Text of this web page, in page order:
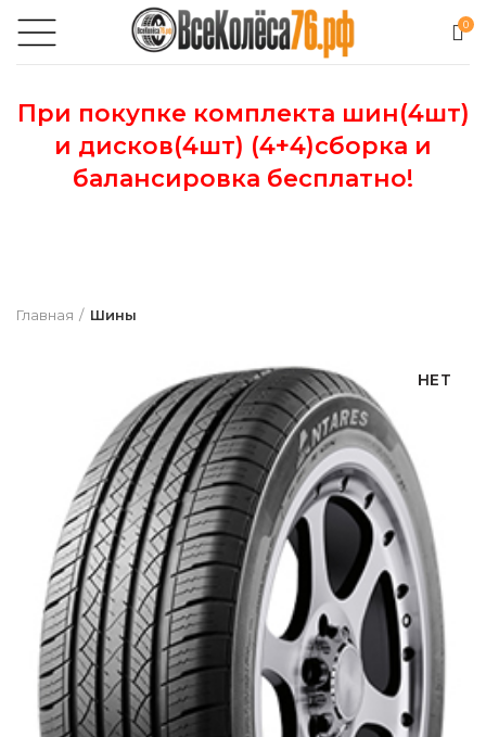
0
При покупке комплекта шин(4шт)
и дисков(4шт) (4+4)сборка и
балансировка бесплатно!
Главная Шины
НЕТ